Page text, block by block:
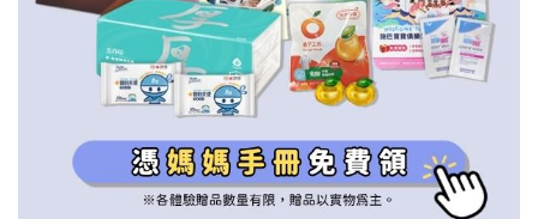
信誼基金會
2022信誼年度報告
2023信誼年度報告
附設幼兒園
小袋鼠幼師網